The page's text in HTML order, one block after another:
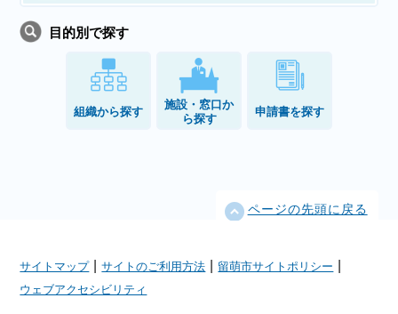
目的別で探す
組織から探す
施設・窓口か
ら探す
申請書を探す
ページの先頭に戻る
サイトマップ サイトのご利用方法 留萌市サイトポリシー
ウェブアクセシビリティ